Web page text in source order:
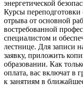
энергетической
Курсы переподготовки
отрыва от основной
востребованной
специалистом и
лестнице. Для записи
заявку, приложить
образовании. Как
оплата, вас включат в
к занятиям в